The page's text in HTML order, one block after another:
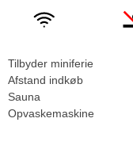
Tilbyder miniferie
Afstand indkøb
Sauna
Opvaskemaskine